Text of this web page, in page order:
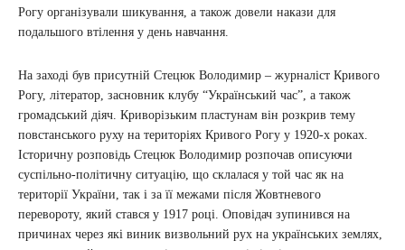
Рогу організували шикування, а також довели накази для
подальшого втілення у день навчання.
На заході був присутній Стецюк Володимир – журналіст Кривого
Рогу, літератор, засновник клубу “Український час”, а також
громадський діяч. Криворізьким пластунам він розкрив тему
повстанського руху на територіях Кривого Рогу у 1920-х роках.
Історичну розповідь Стецюк Володимир розпочав описуючи
суспільно-політичну ситуацію, що склалася у той час як на
території України, так і за її межами після Жовтневого
перевороту, який стався у 1917 році. Оповідач зупинився на
причинах через які виник визвольний рух на українських землях,